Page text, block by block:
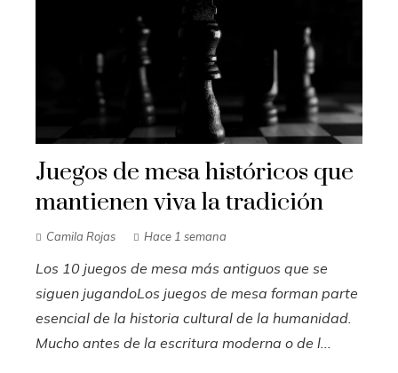
Juegos de mesa históricos que
mantienen viva la tradición
Camila Rojas Hace 1 semana
Los 10 juegos de mesa más antiguos que se
siguen jugandoLos juegos de mesa forman parte
esencial de la historia cultural de la humanidad.
Mucho antes de la escritura moderna o de l...